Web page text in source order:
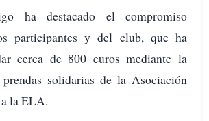
ha destacado el compromiso
participantes y del club, que ha
cerca de 800 euros mediante la
solidarias de la Asociación
la ELA.